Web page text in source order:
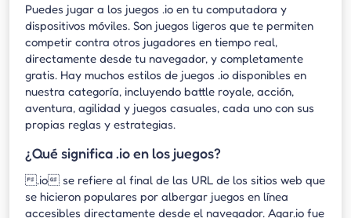
Puedes jugar a los juegos .io en tu computadora y
dispositivos móviles. Son juegos ligeros que te permiten
competir contra otros jugadores en tiempo real,
directamente desde tu navegador, y completamente
gratis. Hay muchos estilos de juegos .io disponibles en
nuestra categoría, incluyendo battle royale, acción,
aventura, agilidad y juegos casuales, cada uno con sus
propias reglas y estrategias.
¿Qué significa .io en los juegos?
.io se refiere al final de las URL de los sitios web que
se hicieron populares por albergar juegos en línea
accesibles directamente desde el navegador. Agar.io fue